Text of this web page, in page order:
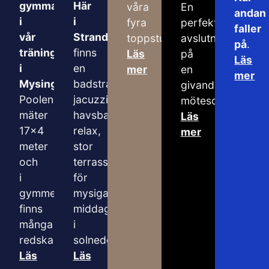
gymma
i
vår
träningsavdelning
i
Mysingen.
Poolen
mäter
17×4
meter
och
i
gymmet
finns
många
redskap.
Läs
Här
i
Strandhuset
finns
en
badstrand,
jacuzzi,
havsbastu,
relax,
stor
terrass
för
mysiga
middagar
i
solnedgången.
Läs
våra
fyra
toppstugor.
Läs
mer
En
perfekt
avslutning
på
en
givande
mötesdag.
Läs
mer
andan
faller
på.
Läs
mer